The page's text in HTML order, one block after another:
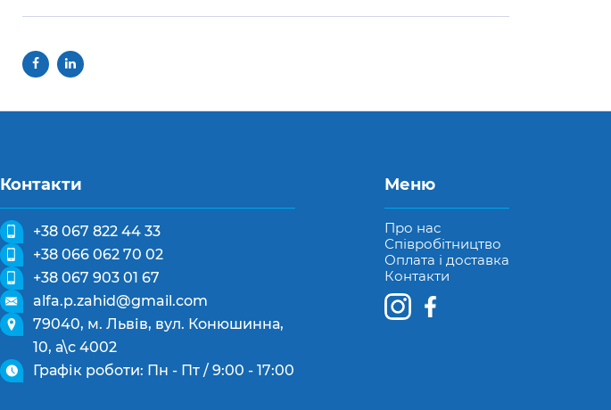
Контакти
+38 067 822 44 33
+38 066 062 70 02
+38 067 903 01 67
alfa.p.zahid@gmail.com
79040, м. Львів, вул. Конюшинна,
10, а\с 4002
Графік роботи: Пн - Пт / 9:00 - 17:00
Меню
Про нас
Співробітництво
Оплата і доставка
Контакти